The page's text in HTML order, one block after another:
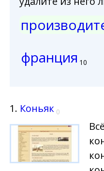
франция 10
1. Коньяк 0